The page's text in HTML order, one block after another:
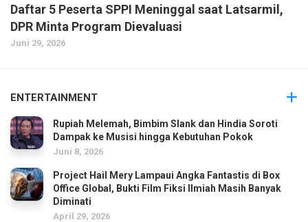
Daftar 5 Peserta SPPI Meninggal saat Latsarmil,
DPR Minta Program Dievaluasi
Juni 29, 2026
ENTERTAINMENT
Rupiah Melemah, Bimbim Slank dan Hindia Soroti
Dampak ke Musisi hingga Kebutuhan Pokok
Juni 8, 2026
Project Hail Mery Lampaui Angka Fantastis di Box
Office Global, Bukti Film Fiksi Ilmiah Masih Banyak
Diminati
April 29, 2026